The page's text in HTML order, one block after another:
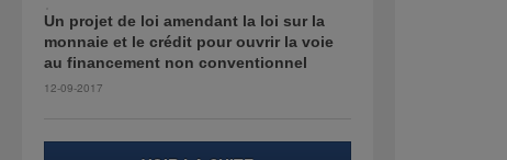
Un projet de loi amendant la loi sur la
monnaie et le crédit pour ouvrir la voie
au financement non conventionnel
12-09-2017